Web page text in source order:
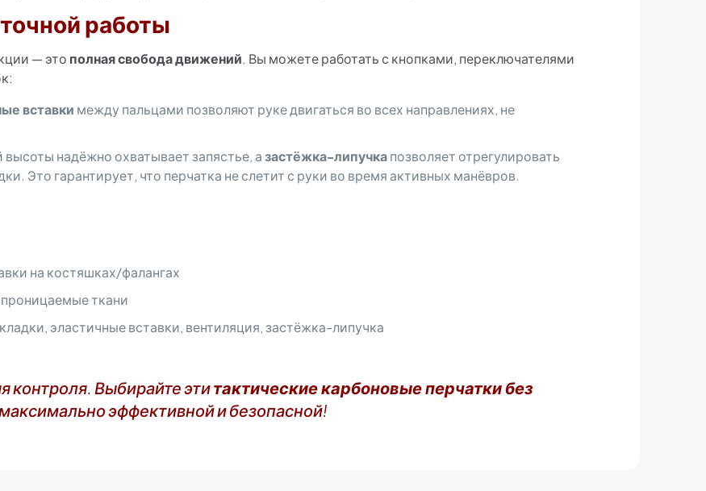
работы
— это полная свобода движений. Вы можете работать с кнопками, переключателями
вставки между пальцами позволяют руке двигаться во всех направлениях, не
надёжно охватывает запястье, азастёжка-липучкапозволяет отрегулировать
Это гарантирует, что перчатка не слетит с руки во время активных манёвров.
на костяшках/фалангах
ткани
эластичные вставки, вентиляция, застёжка-липучка
контроля. Выбирайте этитактические карбоновые перчатки без
эффективной и безопасной!